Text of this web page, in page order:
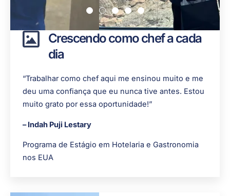
Crescendo como chef a cada
dia
“Trabalhar como chef aqui me ensinou muito e me
deu uma confiança que eu nunca tive antes. Estou
muito grato por essa oportunidade!”
– Indah Puji Lestary
Programa de Estágio em Hotelaria e Gastronomia
nos EUA